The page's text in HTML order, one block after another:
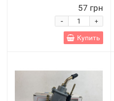
57 грн
+
-
Купить